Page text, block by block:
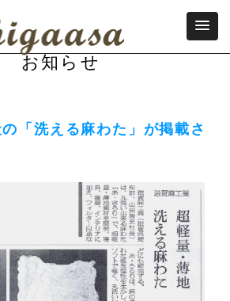
お知らせ
「洗える麻わた」が掲載さ